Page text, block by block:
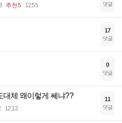
추천 5 12:55 댓글
17
댓글
0
댓글
대체 왜이렇게 쎄냐??
12:12
11
댓글